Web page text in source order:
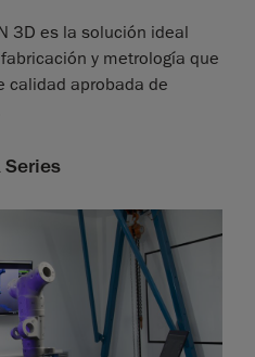
3D es la solución ideal
y metrología que
calidad aprobada de
Series